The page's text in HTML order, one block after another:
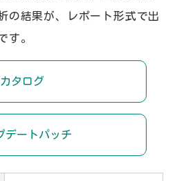
の結果が、レポート形式で出
す。
カタログ
デートパッチ